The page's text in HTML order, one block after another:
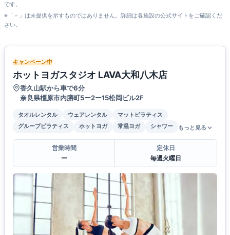
です。
※「－」は未提供を示すものではありません。詳細は各施設の公式サイトをご確認くだ
さい。
キャンペーン中
ホットヨガスタジオ LAVA大和八木店
香久山駅から車で6分
奈良県橿原市内膳町5ー2ー15松岡ビル2F
タオルレンタル ウェアレンタル
マットピラティス
グループピラティス
ホットヨガ 常温ヨガ シャワー もっと見る
営業時間
ー
定休日
毎週火曜日